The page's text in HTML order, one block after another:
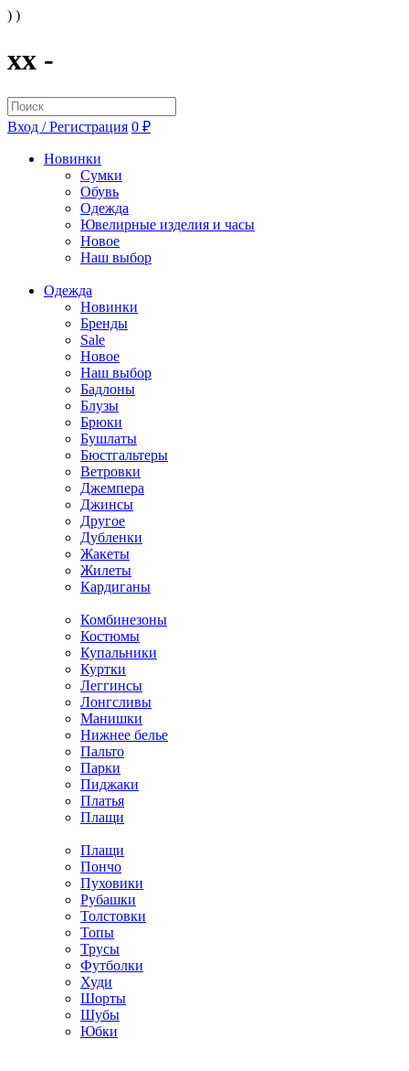
) )
xx -
Вход / Регистрация 0 ₽
Новинки
Сумки
Обувь
Одежда
Ювелирные изделия и часы
Новое
Наш выбор
Одежда
Новинки
Бренды
Sale
Новое
Наш выбор
Бадлоны
Блузы
Брюки
Бушлаты
Бюстгальтеры
Ветровки
Джемпера
Джинсы
Другое
Дубленки
Жакеты
Жилеты
Кардиганы
Комбинезоны
Костюмы
Купальники
Куртки
Леггинсы
Лонгсливы
Манишки
Нижнее белье
Пальто
Парки
Пиджаки
Платья
Плащи
Плащи
Пончо
Пуховики
Рубашки
Толстовки
Топы
Трусы
Футболки
Худи
Шорты
Шубы
Юбки